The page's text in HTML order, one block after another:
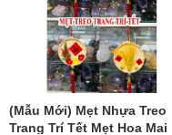
(Mẫu Mới) Mẹt Nhựa Treo
Trang Trí Tết Mẹt Hoa Mai